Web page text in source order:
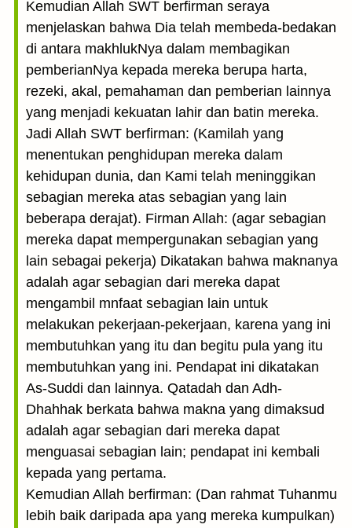
Kemudian Allah SWT berfirman seraya
menjelaskan bahwa Dia telah membeda-bedakan
di antara makhlukNya dalam membagikan
pemberianNya kepada mereka berupa harta,
rezeki, akal, pemahaman dan pemberian lainnya
yang menjadi kekuatan lahir dan batin mereka.
Jadi Allah SWT berfirman: (Kamilah yang
menentukan penghidupan mereka dalam
kehidupan dunia, dan Kami telah meninggikan
sebagian mereka atas sebagian yang lain
beberapa derajat). Firman Allah: (agar sebagian
mereka dapat mempergunakan sebagian yang
lain sebagai pekerja) Dikatakan bahwa maknanya
adalah agar sebagian dari mereka dapat
mengambil mnfaat sebagian lain untuk
melakukan pekerjaan-pekerjaan, karena yang ini
membutuhkan yang itu dan begitu pula yang itu
membutuhkan yang ini. Pendapat ini dikatakan
As-Suddi dan lainnya. Qatadah dan Adh-
Dhahhak berkata bahwa makna yang dimaksud
adalah agar sebagian dari mereka dapat
menguasai sebagian lain; pendapat ini kembali
kepada yang pertama.
Kemudian Allah berfirman: (Dan rahmat Tuhanmu
lebih baik daripada apa yang mereka kumpulkan)